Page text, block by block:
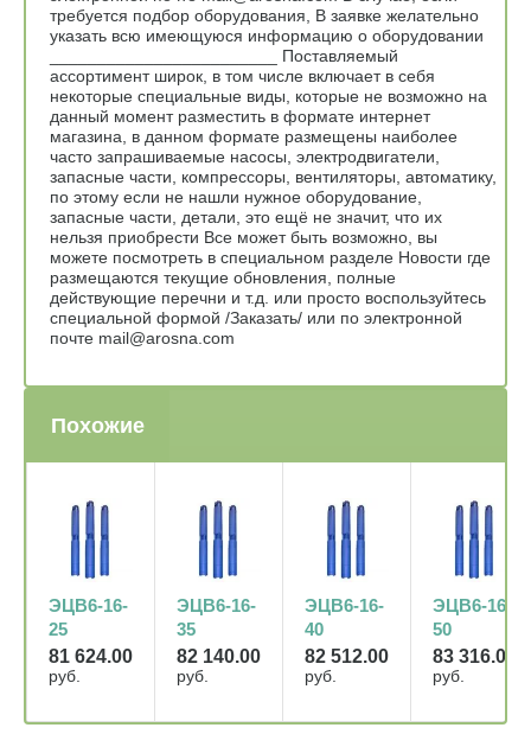
требуется подбор оборудования, В заявке желательно
указать всю имеющуюся информацию о оборудовании
________________________ Поставляемый
ассортимент широк, в том числе включает в себя
некоторые специальные виды, которые не возможно на
данный момент разместить в формате интернет
магазина, в данном формате размещены наиболее
часто запрашиваемые насосы, электродвигатели,
запасные части, компрессоры, вентиляторы, автоматику,
по этому если не нашли нужное оборудование,
запасные части, детали, это ещё не значит, что их
нельзя приобрести Все может быть возможно, вы
можете посмотреть в специальном разделе Новости где
размещаются текущие обновления, полные
действующие перечни и т.д. или просто воспользуйтесь
специальной формой /Заказать/ или по электронной
почте mail@arosna.com
Похожие
ЭЦВ6-16-
25
81 624.00
руб.
ЭЦВ6-16-
35
82 140.00
руб.
ЭЦВ6-16-
40
82 512.00
руб.
ЭЦВ6-16-
50
83 316.00
руб.